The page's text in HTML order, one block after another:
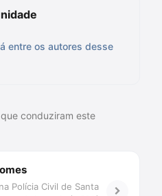
entre os autores desse
conduziram este
Polícia Civil de Santa